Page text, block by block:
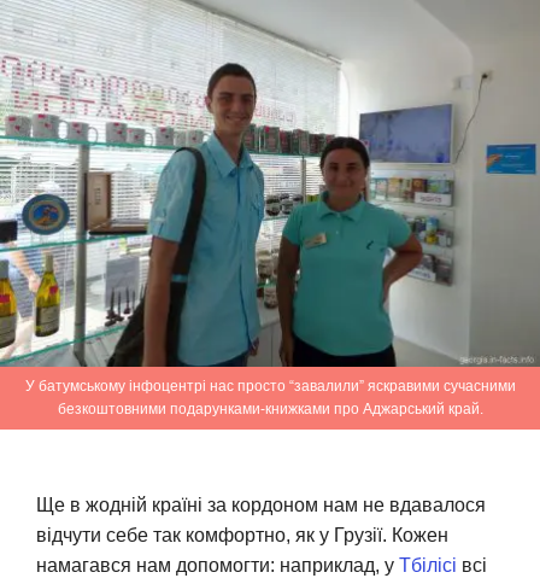
У батумському інфоцентрі нас просто “завалили” яскравими сучасними
безкоштовними подарунками-книжками про Аджарський край.
Ще в жодній країні за кордоном нам не вдавалося
відчути себе так комфортно, як у Грузії. Кожен
намагався нам допомогти: наприклад, у Тбілісі всі